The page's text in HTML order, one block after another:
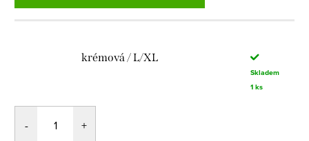
krémová / L/XL
Skladem
1 ks